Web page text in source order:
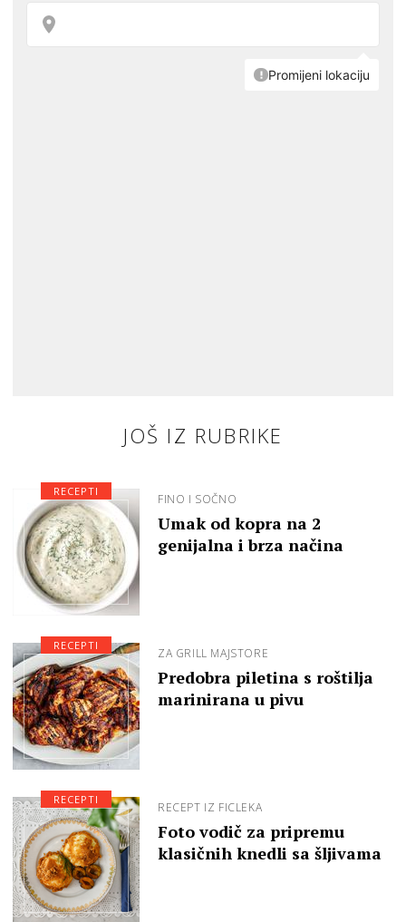
JOŠ IZ RUBRIKE
FINO I SOČNO
Umak od kopra na 2
genijalna i brza načina
RECEPTI
ZA GRILL MAJSTORE
Predobra piletina s roštilja
marinirana u pivu
RECEPTI
RECEPT IZ FICLEKA
Foto vodič za pripremu
klasičnih knedli sa šljivama
RECEPTI